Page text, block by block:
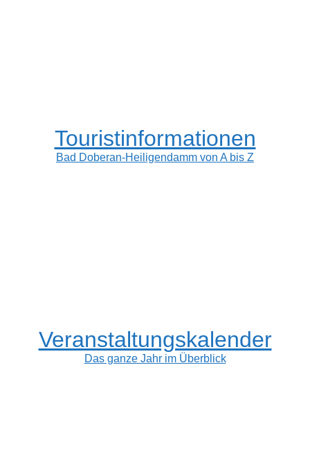
Touristinformationen
Bad Doberan-Heiligendamm von A bis Z
Veranstaltungskalender
Das ganze Jahr im Überblick